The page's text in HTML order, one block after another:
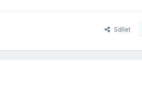
Sdílet